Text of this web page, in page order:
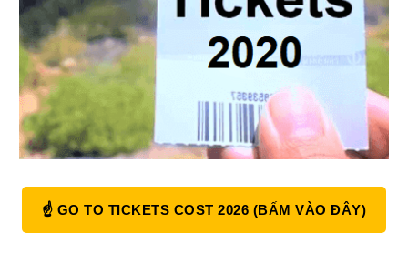
☝ GO TO TICKETS COST 2026 (BẤM VÀO ĐÂY)